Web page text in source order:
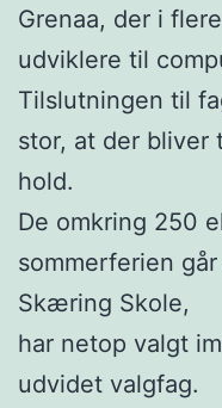
Grenaa, der i
udviklere til
Tilslutningen til
stor, at der bliver
hold.
De omkring 250
sommerferien
Skæring Skole,
har netop valgt
udvidet valgfag.